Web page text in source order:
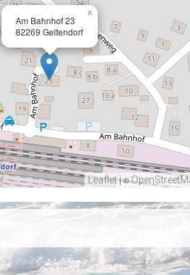
Am Bahnhof 23
82269 Geltendorf
×
Leaflet| ©